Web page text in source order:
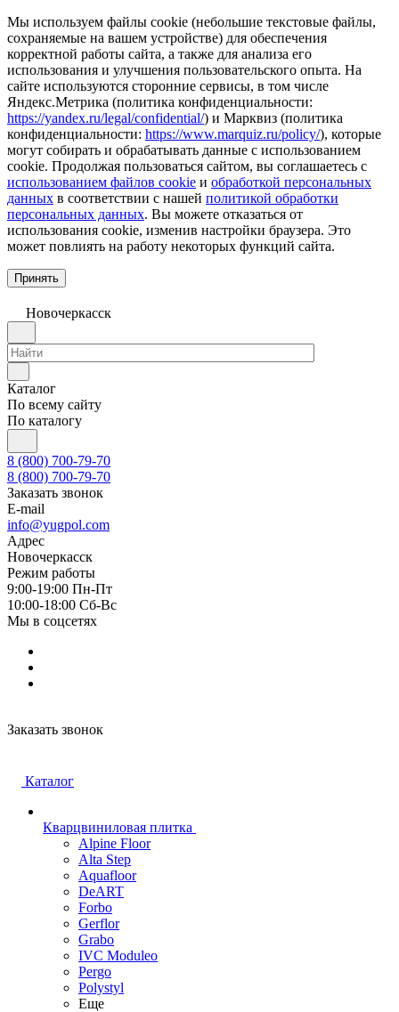
Мы используем файлы cookie (небольшие текстовые файлы,
сохраняемые на вашем устройстве) для обеспечения
корректной работы сайта, а также для анализа его
использования и улучшения пользовательского опыта. На
сайте используются сторонние сервисы, в том числе
Яндекс.Метрика (политика конфиденциальности:
https://yandex.ru/legal/confidential/) и Марквиз (политика
конфиденциальности: https://www.marquiz.ru/policy/), которые
могут собирать и обрабатывать данные с использованием
cookie. Продолжая пользоваться сайтом, вы соглашаетесь с
использованием файлов cookie и обработкой персональных
данных в соответствии с нашей политикой обработки
персональных данных. Вы можете отказаться от
использования cookie, изменив настройки браузера. Это
может повлиять на работу некоторых функций сайта.
Принять
Новочеркаcск
Каталог
По всему сайту
По каталогу
8 (800) 700-79-70
8 (800) 700-79-70
Заказать звонок
E-mail
info@yugpol.com
Адрес
Новочеркаcск
Режим работы
9:00-19:00 Пн-Пт
10:00-18:00 Cб-Вс
Мы в соцсетях
Заказать звонок
Каталог
Кварцвиниловая плитка
Alpine Floor
Alta Step
Aquafloor
DeART
Forbo
Gerflor
Grabo
IVC Moduleo
Pergo
Polystyl
Еще